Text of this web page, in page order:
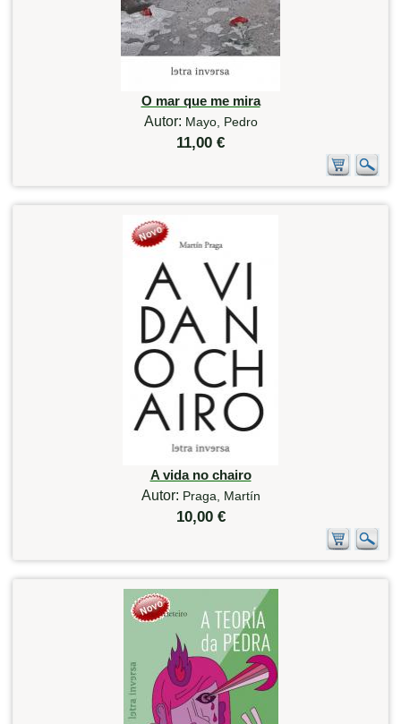
O mar que me mira
Autor: Mayo, Pedro
11,00 €
A vida no chairo
Autor: Praga, Martín
10,00 €